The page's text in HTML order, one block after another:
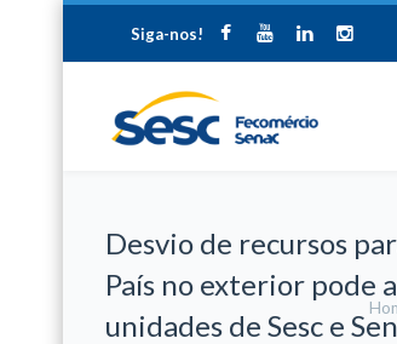
Siga-nos!
Desvio de recursos
País no exterior pode
unidades de Sesc e